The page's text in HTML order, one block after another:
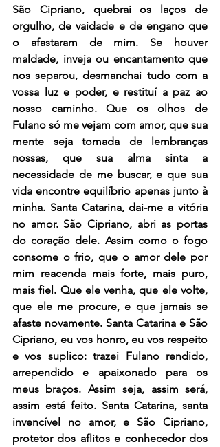
São Cipriano, quebrai os laços de
orgulho, de vaidade e de engano que
o afastaram de mim. Se houver
maldade, inveja ou encantamento que
nos separou, desmanchai tudo com a
vossa luz e poder, e restituí a paz ao
nosso caminho. Que os olhos de
Fulano só me vejam com amor, que sua
mente seja tomada de lembranças
nossas, que sua alma sinta a
necessidade de me buscar, e que sua
vida encontre equilíbrio apenas junto à
minha. Santa Catarina, dai-me a vitória
no amor. São Cipriano, abri as portas
do coração dele. Assim como o fogo
consome o frio, que o amor dele por
mim reacenda mais forte, mais puro,
mais fiel. Que ele venha, que ele volte,
que ele me procure, e que jamais se
afaste novamente. Santa Catarina e São
Cipriano, eu vos honro, eu vos respeito
e vos suplico: trazei Fulano rendido,
arrependido e apaixonado para os
meus braços. Assim seja, assim será,
assim está feito. Santa Catarina, santa
invencível no amor, e São Cipriano,
protetor dos aflitos e conhecedor dos